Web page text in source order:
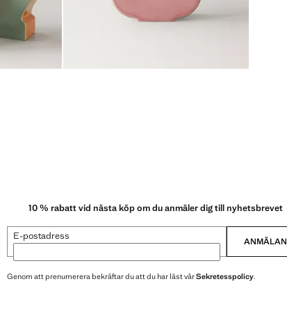
10 % rabatt vid nästa köp om du anmäler dig till nyhetsbrevet
E-postadress ANMÄLAN
Genom att prenumerera bekräftar du att du har läst vårSekretesspolicy.